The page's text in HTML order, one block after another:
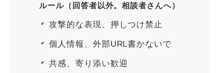
ルール（回答者以外。相談者さんへ）
攻撃的な表現、押しつけ禁止
個人情報、外部URL書かないで
共感、寄り添い歓迎